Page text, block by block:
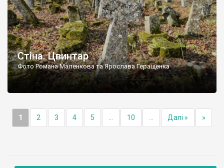
Стіна. Цвинтар
Фото Романа Маленкова та Ярослава Геращенка
1 2 3 4 5 10 Далі » »